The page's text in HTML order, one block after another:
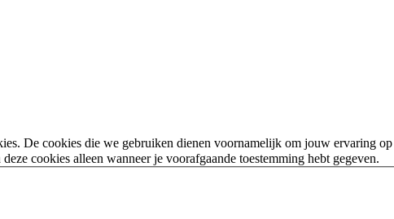
De cookies die we gebruiken dienen voornamelijk om jouw ervaring
cookies alleen wanneer je voorafgaande toestemming hebt gegeven.